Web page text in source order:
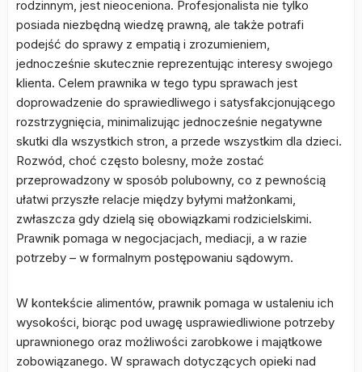
rodzinnym, jest nieoceniona. Profesjonalista nie tylko
posiada niezbędną wiedzę prawną, ale także potrafi
podejść do sprawy z empatią i zrozumieniem,
jednocześnie skutecznie reprezentując interesy swojego
klienta. Celem prawnika w tego typu sprawach jest
doprowadzenie do sprawiedliwego i satysfakcjonującego
rozstrzygnięcia, minimalizując jednocześnie negatywne
skutki dla wszystkich stron, a przede wszystkim dla dzieci.
Rozwód, choć często bolesny, może zostać
przeprowadzony w sposób polubowny, co z pewnością
ułatwi przyszłe relacje między byłymi małżonkami,
zwłaszcza gdy dzielą się obowiązkami rodzicielskimi.
Prawnik pomaga w negocjacjach, mediacji, a w razie
potrzeby – w formalnym postępowaniu sądowym.
W kontekście alimentów, prawnik pomaga w ustaleniu ich
wysokości, biorąc pod uwagę usprawiedliwione potrzeby
uprawnionego oraz możliwości zarobkowe i majątkowe
zobowiązanego. W sprawach dotyczących opieki nad